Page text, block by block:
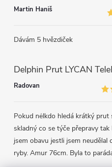
Martin Haniš
Dávám 5 hvězdiček
Radovan
Pokud nėlkdo hledá krátký prut
skladný co se týče přepravy
jsem obavu jestli jsem
ryby. Amur 76cm. Byla to